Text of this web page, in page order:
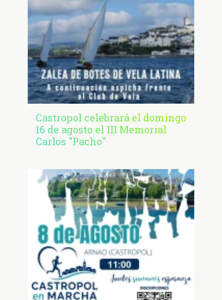
Castropol celebrará el domingo
16 de agosto el III Memorial
Carlos "Pacho"